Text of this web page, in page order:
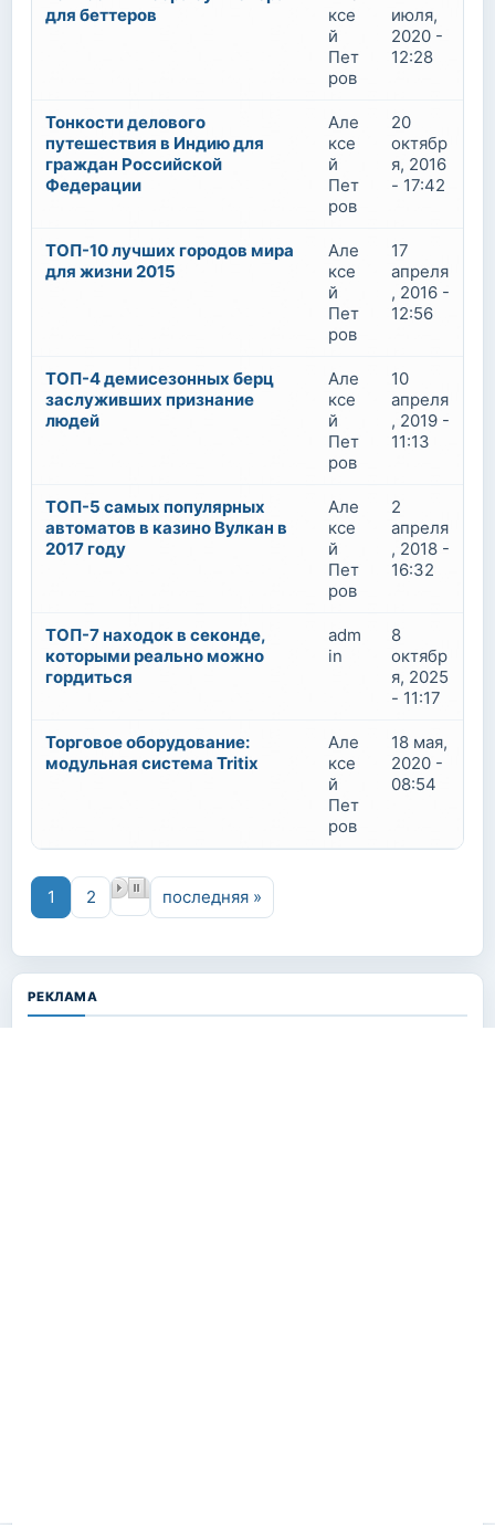
для беттеров
ксе
й
Пет
ров
июля,
2020 -
12:28
Тонкости делового
путешествия в Индию для
граждан Российской
Федерации
Але
ксе
й
Пет
ров
20
октябр
я, 2016
- 17:42
ТОП-10 лучших городов мира
для жизни 2015
Але
ксе
й
Пет
ров
17
апреля
, 2016 -
12:56
ТОП-4 демисезонных берц
заслуживших признание
людей
Але
ксе
й
Пет
ров
10
апреля
, 2019 -
11:13
ТОП-5 самых популярных
автоматов в казино Вулкан в
2017 году
Але
ксе
й
Пет
ров
2
апреля
, 2018 -
16:32
ТОП-7 находок в секонде,
которыми реально можно
гордиться
adm
in
8
октябр
я, 2025
- 11:17
Торговое оборудование:
модульная система Tritix
Але
ксе
й
Пет
ров
18 мая,
2020 -
08:54
Страницы
1 2 последняя »
РЕКЛАМА